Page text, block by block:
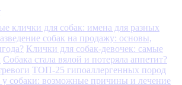
клички для собак: имена для разных
собак на продажу: основы,
Клички для собак-девочек: самые
Собака стала вялой и потеряла аппетит?
ТОП-25 гипоаллергенных пород
у собаки: возможные причины и лечение